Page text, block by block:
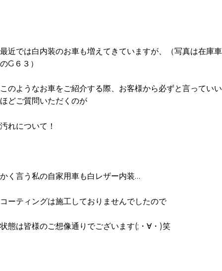
最近では白内装のお車も増えてきていますが、（写真は在庫車
のG６３）
このようなお車をご紹介する際、お客様から必ずと言っていい
ほどご質問いただくのが
汚れについて！
かく言う私の自家用車も白レザー内装…
コーティングは施工しておりませんでしたので
状態は皆様のご想像通りでございます(;・∀・)笑